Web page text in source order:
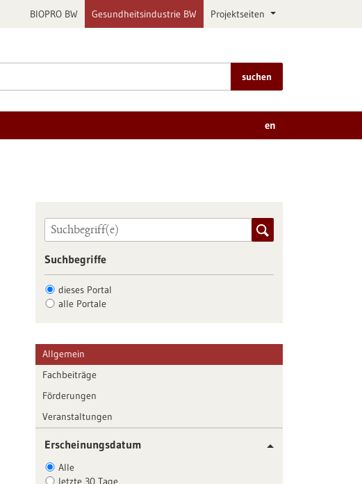
BIOPRO BW Gesundheitsindustrie BW Projektseiten
suchen
en
Suchbegriffe
dieses Portal
alle Portale
Allgemein
Fachbeiträge
Förderungen
Veranstaltungen
Erscheinungsdatum
Alle
letzte 30 Tage